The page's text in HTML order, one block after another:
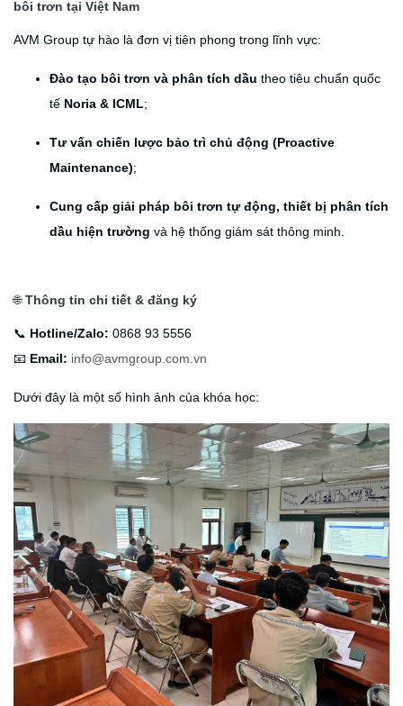
bôi trơn tại Việt Nam
AVM Group tự hào là đơn vị tiên phong trong lĩnh vực:
Đào tạo bôi trơn và phân tích dầu theo tiêu chuẩn quốc
tế Noria & ICML;
Tư vấn chiến lược bảo trì chủ động (Proactive
Maintenance);
Cung cấp giải pháp bôi trơn tự động, thiết bị phân tích
dầu hiện trường và hệ thống giám sát thông minh.
🌐Thông tin chi tiết & đăng ký
📞 Hotline/Zalo: 0868 93 5556
📧 Email: info@avmgroup.com.vn
Dưới đây là một số hình ảnh của khóa học: